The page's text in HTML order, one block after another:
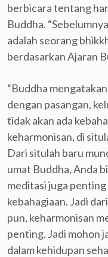
berbicara tentang
Buddha.
adalah seorang
berdasarkan Ajaran
“Buddha
dengan pasangan,
tidak akan ada
keharmonisan, di
Dari situlah baru
umat Buddha, Anda
meditasi juga
kebahagiaan. Jadi
pun, keharmonisan
penting. Jadi mohon
dalam kehidupan